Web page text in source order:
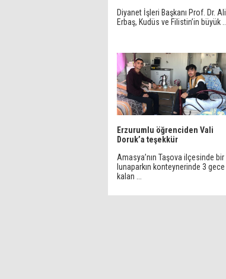
Diyanet İşleri Başkanı Prof. Dr. Ali
Erbaş, Kudüs ve Filistin’in büyük ...
Erzurumlu öğrenciden Vali
Doruk’a teşekkür
Amasya’nın Taşova ilçesinde bir
lunaparkın konteynerinde 3 gece
kalan ...